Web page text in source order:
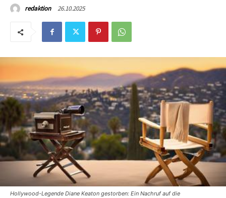
redaktion 26.10.2025
Hollywood-Legende Diane Keaton gestorben: Ein Nachruf auf die